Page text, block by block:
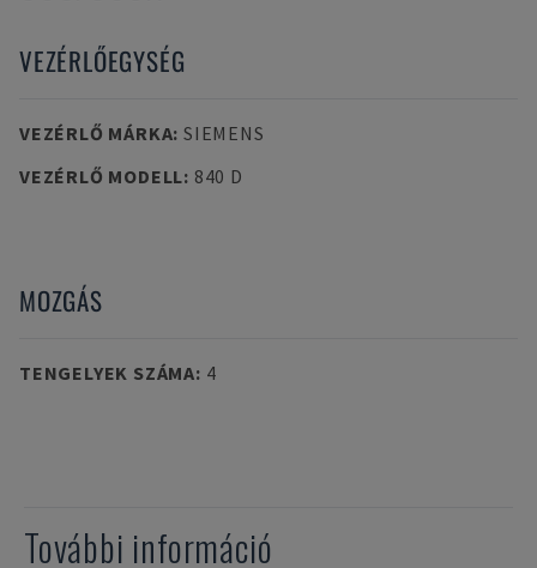
VEZÉRLŐEGYSÉG
VEZÉRLŐ MÁRKA: SIEMENS
VEZÉRLŐ MODELL: 840 D
MOZGÁS
TENGELYEK SZÁMA: 4
További információ